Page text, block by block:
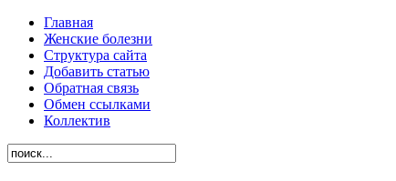
Главная
Женские болезни
Структура сайта
Добавить статью
Обратная связь
Обмен ссылками
Коллектив